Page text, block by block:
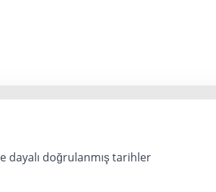
dayalı doğrulanmış tarihler